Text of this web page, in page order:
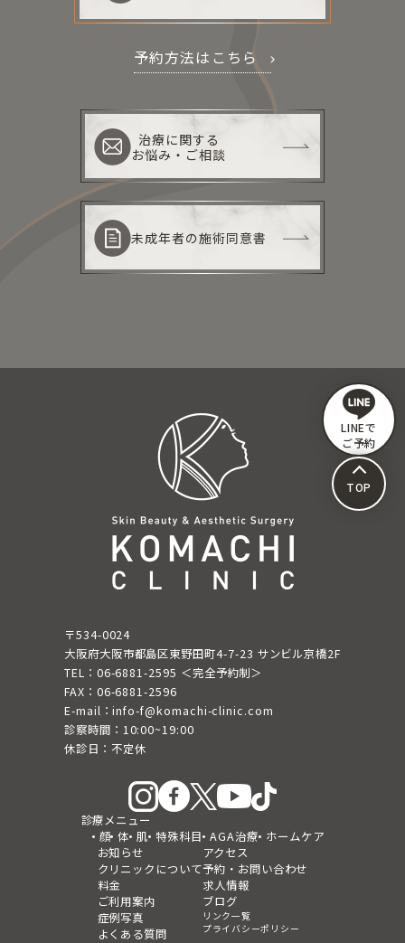
予約方法はこちら
治療に関する
お悩み・ご相談
未成年者の施術同意書
〒534-0024
大阪府大阪市都島区東野田町4-7-23 サンビル京橋2F
TEL：06-6881-2595 ＜完全予約制＞
FAX：06-6881-2596
E-mail：info-f@komachi-clinic.com
診察時間：10:00~19:00
休診日：不定休
診療メニュー
顔 体 肌 特殊科目 AGA治療 ホームケア
お知らせ
クリニックについて
料金
ご利用案内
症例写真
よくある質問
アクセス
予約・お問い合わせ
求人情報
ブログ
リンク一覧
プライバシーポリシー
LINEで
ご予約
TOP